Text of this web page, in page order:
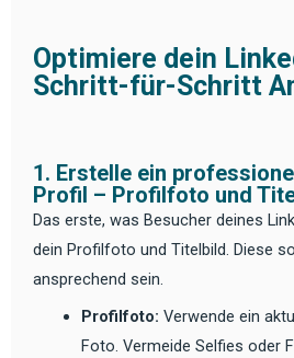
Optimiere dein
Schritt-für-Schritt
1. Erstelle ein
Profil – Profilfoto und
Das erste, was Besucher deines
dein Profilfoto und Titelbild. Diese
ansprechend sein.
Profilfoto: Verwende ein
Foto. Vermeide Selfies oder